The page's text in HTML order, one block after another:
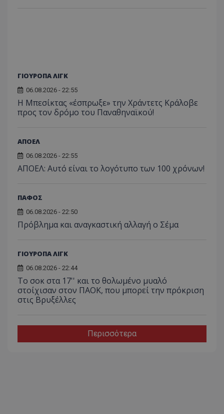
ΓΙΟΥΡΟΠΑ ΛΙΓΚ
06.08.2026 - 22:55
Η Μπεσίκτας «έσπρωξε» την Χράντετς Κράλοβε
προς τον δρόμο του Παναθηναϊκού!
ΑΠΟΕΛ
06.08.2026 - 22:55
ΑΠΟΕΛ: Αυτό είναι το λογότυπο των 100 χρόνων!
ΠΑΦΟΣ
06.08.2026 - 22:50
Πρόβλημα και αναγκαστική αλλαγή ο Σέμα
ΓΙΟΥΡΟΠΑ ΛΙΓΚ
06.08.2026 - 22:44
Το σοκ στα 17'' και το θολωμένο μυαλό
στοίχισαν στον ΠΑΟΚ, που μπορεί την πρόκριση
στις Βρυξέλλες
Περισσότερα